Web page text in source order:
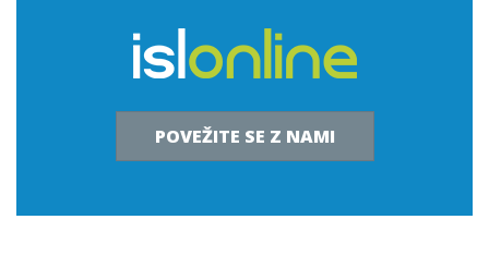
POVEŽITE SE Z NAMI